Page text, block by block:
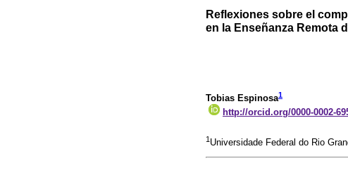
Reflexiones sobre el
en la Enseñanza Remota
Tobias Espinosa1
http://orcid.org/0000-0002-
1 Universidade Federal do Rio